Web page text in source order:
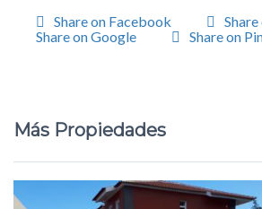
Share on Facebook
Share on Google
Share on
Más Propiedades